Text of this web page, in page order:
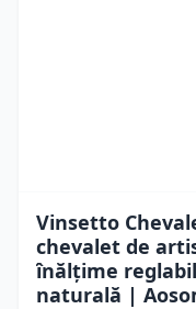
Vinsetto
chevalet de
înălțime
naturală |